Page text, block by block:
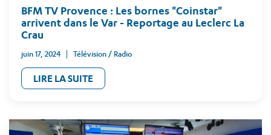
BFM TV Provence : Les bornes "Coinstar"
arrivent dans le Var - Reportage au Leclerc La
Crau
juin 17, 2024 Télévision / Radio
LIRE LA SUITE